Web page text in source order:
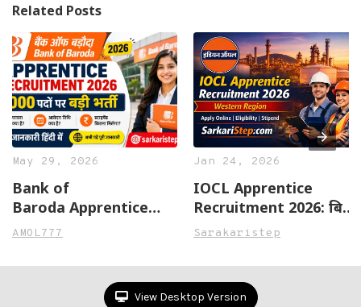
Related Posts
May 29, 2026
Bank of
Baroda Apprentice
Recruitment 2026 —
जानकारी हिंदी में
AMOL777
Jan 24, 2026
IOCL Apprentice
Recruitment 2026: बिना
परीक्षा इंडियन ऑयल में
मौका
Sarakaristep
View Desktop Version